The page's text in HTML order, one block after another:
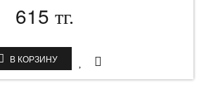
615 тг.
В КОРЗИНУ